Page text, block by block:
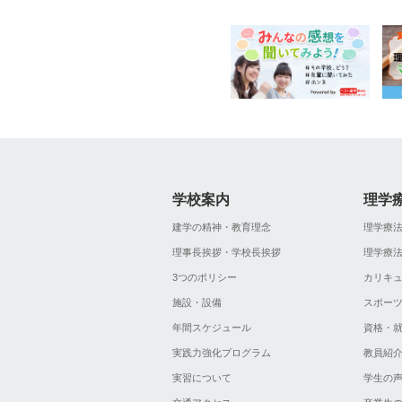
学校案内
建学の精神・教育理念
理事長挨拶・学校長挨拶
3つのポリシー
施設・設備
年間スケジュール
実践力強化プログラム
実習について
理学
理学療
理学療
カリキ
スポー
資格・
教員紹
学生の